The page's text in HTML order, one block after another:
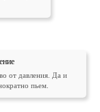
от давления. Да и
пьем.